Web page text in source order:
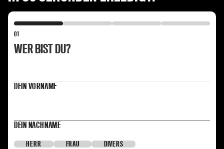
01
WER BIST DU?
DEIN VORNAME
DEIN NACHNAME
HERR FRAU DIVERS